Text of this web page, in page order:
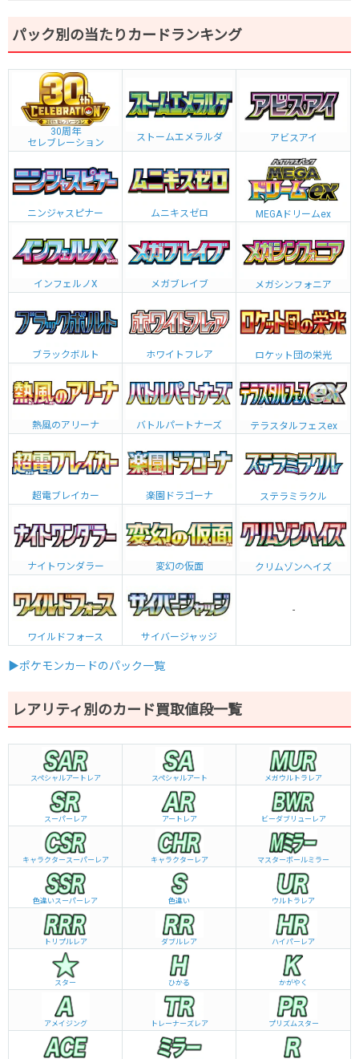
パック別の当たりカードランキング
30周年
セレブレーション
ストームエメラルダ アビスアイ
ニンジャスピナー ムニキスゼロ MEGAドリームex
インフェルノX メガブレイブ メガシンフォニア
ブラックボルト ホワイトフレア ロケット団の栄光
熱風のアリーナ バトルパートナーズ テラスタルフェスex
超電ブレイカー 楽園ドラゴーナ ステラミラクル
ナイトワンダラー 変幻の仮面 クリムゾンヘイズ
ワイルドフォース サイバージャッジ
-
▶ポケモンカードのパック一覧
レアリティ別のカード買取値段一覧
スペシャルアートレア スペシャルアート メガウルトラレア
スーパーレア アートレア ビーダブリュー レア
キャラクタースーパーレア キャラクターレア マスターボールミラー
色違いスーパーレア 色違い ウルトラレア
トリプルレア ダブルレア ハイパーレア
スター ひかる かがやく
アメイジング トレーナーズレア プリズムスター